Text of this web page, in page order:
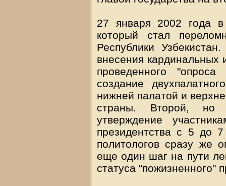
27 января 2002 года
который стал
Республики
внесения
проведенного
создание
нижней палатой и
страны. Второй, но
утверждение
президентства с 5 до
политологов сразу же
еще один шаг на пути
статуса "пожизненного"